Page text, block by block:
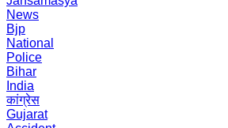
News
Bjp
National
Police
Bihar
India
कांग्रेस
Gujarat